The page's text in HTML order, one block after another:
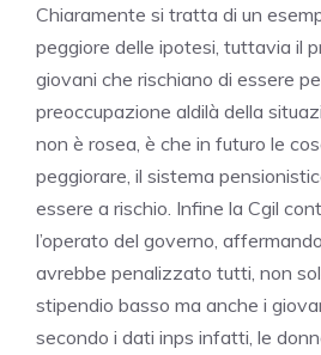
Chiaramente si tratta di un
peggiore delle ipotesi, tuttavia il
giovani che rischiano di essere
preoccupazione aldilà della
non è rosea, è che in futuro le
peggiorare, il sistema
essere a rischio. Infine la Cgil
l’operato del governo,
avrebbe penalizzato tutti, non
stipendio basso ma anche i
secondo i dati inps infatti, le